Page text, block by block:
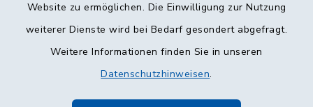
Website zu ermöglichen. Die Einwilligung zur Nutzung
weiterer Dienste wird bei Bedarf gesondert abgefragt.
Weitere Informationen finden Sie in unseren
Datenschutzhinweisen.
Barrierefreiheit